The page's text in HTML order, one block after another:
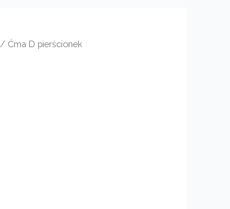
/ Ćma D pierścionek